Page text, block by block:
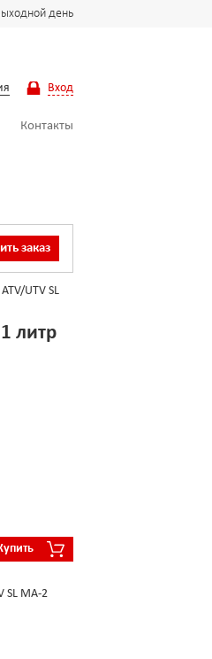
день
Вход
Контакты
заказ
UTV SL
литр
SL MA-2